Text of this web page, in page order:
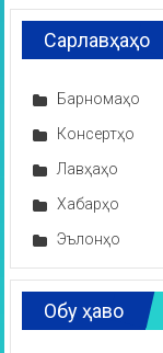
Сарлавҳаҳо
Барномаҳо
Консертҳо
Лавҳаҳо
Хабарҳо
Эълонҳо
Обу ҳаво